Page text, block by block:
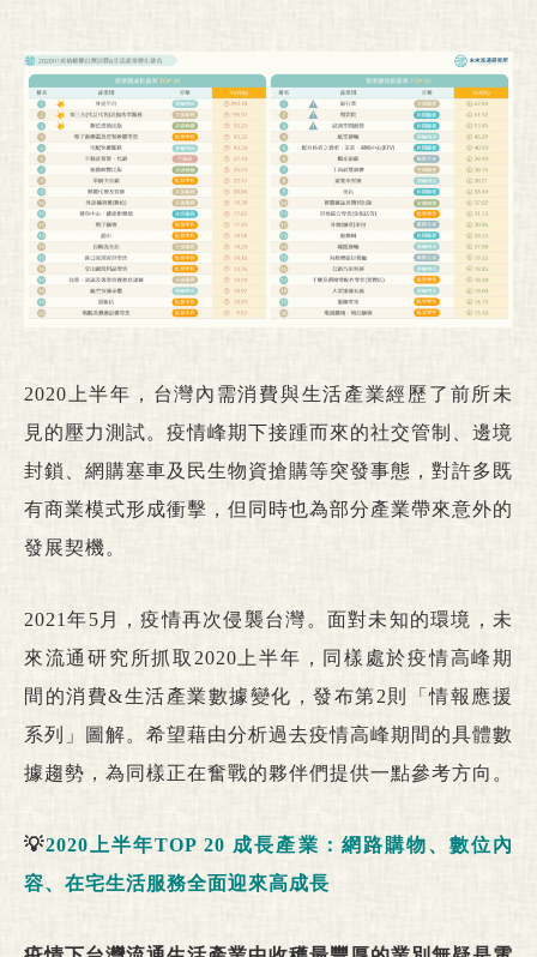
2020上半年，台灣內需消費與生活產業經歷了前所未
見的壓力測試。疫情峰期下接踵而來的社交管制、邊境
封鎖、網購塞車及民生物資搶購等突發事態，對許多既
有商業模式形成衝擊，但同時也為部分產業帶來意外的
發展契機。
2021年5月，疫情再次侵襲台灣。面對未知的環境，未
來流通研究所抓取2020上半年，同樣處於疫情高峰期
間的消費&生活產業數據變化，發布第2則「情報應援
系列」圖解。希望藉由分析過去疫情高峰期間的具體數
據趨勢，為同樣正在奮戰的夥伴們提供一點參考方向。
💡2020上半年TOP 20 成長產業：網路購物、數位內
容、在宅生活服務全面迎來高成長